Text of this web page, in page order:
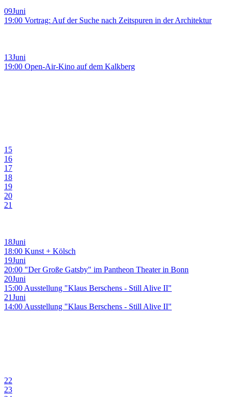
09Juni
19:00 Vortrag: Auf der Suche nach Zeitspuren in der Architektur
13Juni
19:00 Open-Air-Kino auf dem Kalkberg
15
16
17
18
19
20
21
18Juni
18:00 Kunst + Kölsch
19Juni
20:00 "Der Große Gatsby" im Pantheon Theater in Bonn
20Juni
15:00 Ausstellung "Klaus Berschens - Still Alive II"
21Juni
14:00 Ausstellung "Klaus Berschens - Still Alive II"
22
23